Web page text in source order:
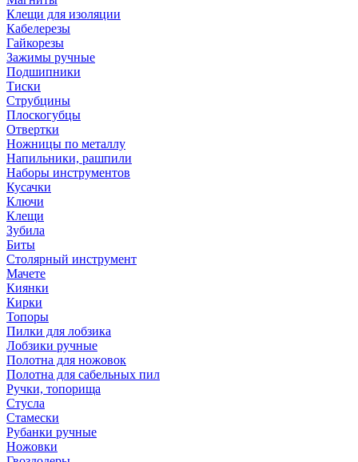
Клещи для изоляции
Кабелерезы
Гайкорезы
Зажимы ручные
Подшипники
Тиски
Струбцины
Плоскогубцы
Отвертки
Ножницы по металлу
Напильники, рашпили
Наборы инструментов
Кусачки
Ключи
Клещи
Зубила
Биты
Столярный инструмент
Мачете
Киянки
Кирки
Топоры
Пилки для лобзика
Лобзики ручные
Полотна для ножовок
Полотна для сабельных пил
Ручки, топорища
Стусла
Стамески
Рубанки ручные
Ножовки